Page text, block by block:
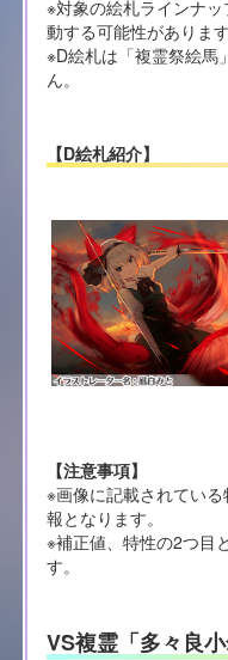
※対象の絵札ラインナ
動する可能性があります
※D絵札は「複霊祭絵馬
ん。
【D絵札紹介】
【注意事項】
※画像に記載されてい
報となります。
※補正値、特性の2つ目
す。
VS複霊「多々良